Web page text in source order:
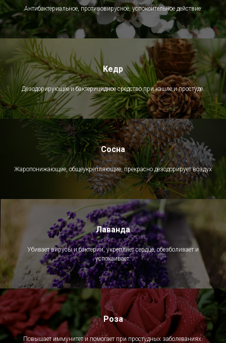
Антибактериальное, противовирусное, успокоительное действие.
Кедр
Дезодорирующее и бактерицидное средство при кашле и простуде.
Сосна
Жаропонижающие, общеукрепляющие, прекрасно дезодорирует воздух
Лаванда
Убивает вирусы и бактерии, укрепляет сердце, обезболивает и
успокаивает.
Роза
Повышает иммунитет и помогает при простудных заболеваниях.